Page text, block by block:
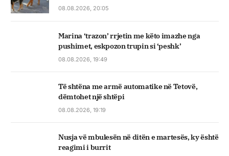
08.08.2026, 20:05
Marina ‘trazon’ rrjetin me këto imazhe nga
pushimet, eskpozon trupin si ‘peshk’
08.08.2026, 19:49
Të shtëna me armë automatike në Tetovë,
dëmtohet një shtëpi
08.08.2026, 19:19
Nusja vë mbulesën në ditën e martesës, ky është
reagimi i burrit